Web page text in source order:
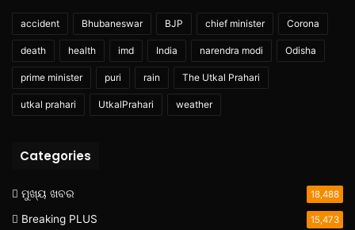
accident Bhubaneswar BJP chief minister Corona
death health imd India narendra modi Odisha
prime minister puri rain The Utkal Prahari
utkal prahari UtkalPrahari weather
Categories
ମୁଖ୍ୟ ଖବର 18,488
Breaking PLUS 15,473